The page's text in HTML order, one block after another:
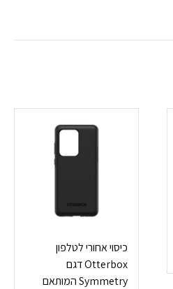
כיסוי אחורי לטלפון
Otterbox דגם
Symmetry המותאם